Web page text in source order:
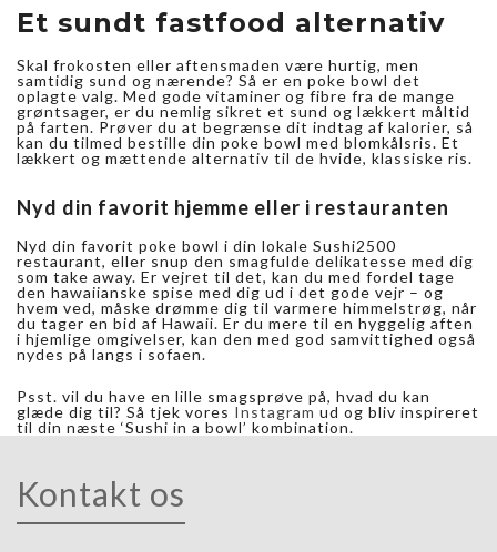
Et sundt fastfood alternativ
Skal frokosten eller aftensmaden være hurtig, men
samtidig sund og nærende? Så er en poke bowl det
oplagte valg. Med gode vitaminer og fibre fra de mange
grøntsager, er du nemlig sikret et sund og lækkert måltid
på farten. Prøver du at begrænse dit indtag af kalorier, så
kan du tilmed bestille din poke bowl med blomkålsris. Et
lækkert og mættende alternativ til de hvide, klassiske ris.
Nyd din favorit hjemme eller i restauranten
Nyd din favorit poke bowl i din lokale Sushi2500
restaurant, eller snup den smagfulde delikatesse med dig
som take away. Er vejret til det, kan du med fordel tage
den hawaiianske spise med dig ud i det gode vejr – og
hvem ved, måske drømme dig til varmere himmelstrøg, når
du tager en bid af Hawaii. Er du mere til en hyggelig aften
i hjemlige omgivelser, kan den med god samvittighed også
nydes på langs i sofaen.
Psst. vil du have en lille smagsprøve på, hvad du kan
glæde dig til? Så tjek vores Instagram ud og bliv inspireret
til din næste ‘Sushi in a bowl’ kombination.
Kontakt os